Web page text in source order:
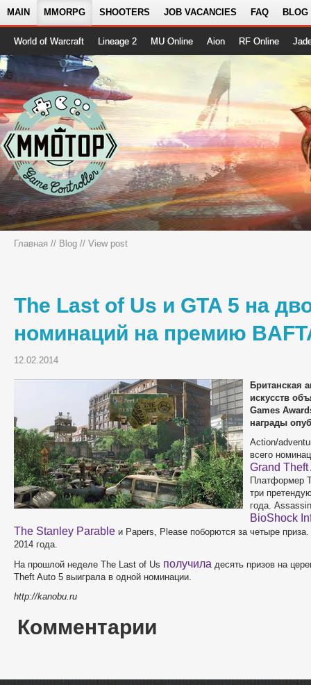
MAIN MMORPG SHOOTERS JOB VACANCIES FAQ BLOG
World of Warcraft Lineage 2 MU Online Aion RF Online
Главная // Blog // View post
The Last of Us и GTA 5 на
номинаций на премию
12.02.2014
Британская
искусств
Games
награды
Action/
всего
Grand Theft
Платформер
три
года.
BioShock
The Stanley Parable и Papers, Please поборются за четыре
2014 года.
На прошлой неделе The Last of Us получила десять призов на
Theft Auto 5 выиграла в одной номинации.
http://kanobu.ru
Комментарии